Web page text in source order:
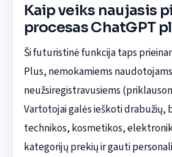
Kaip veiks naujasis
procesas ChatGPT
Ši futuristinė funkcija taps
Plus, nemokamiems
neužsiregistravusiems
Vartotojai galės ieškoti drabužių,
technikos, kosmetikos,
kategorijų prekių ir gauti